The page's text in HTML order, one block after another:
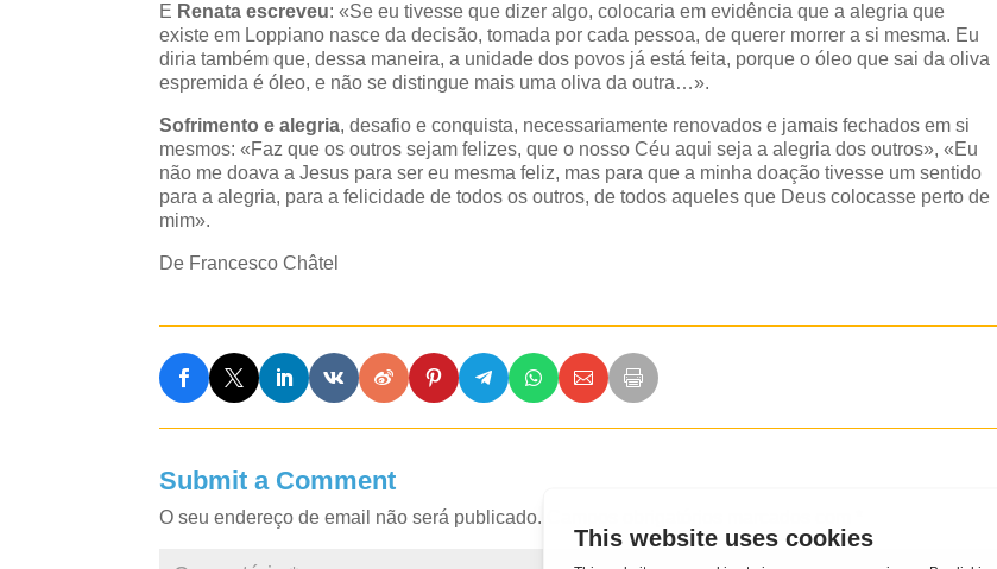
E Renata escreveu: «Se eu tivesse que dizer algo, colocaria em evidência que a alegria que
existe em Loppiano nasce da decisão, tomada por cada pessoa, de querer morrer a si mesma. Eu
diria também que, dessa maneira, a unidade dos povos já está feita, porque o óleo que sai da oliva
espremida é óleo, e não se distingue mais uma oliva da outra…».
Sofrimento e alegria, desafio e conquista, necessariamente renovados e jamais fechados em si
mesmos: «Faz que os outros sejam felizes, que o nosso Céu aqui seja a alegria dos outros», «Eu
não me doava a Jesus para ser eu mesma feliz, mas para que a minha doação tivesse um sentido
para a alegria, para a felicidade de todos os outros, de todos aqueles que Deus colocasse perto de
mim».
De Francesco Châtel
Submit a Comment
O seu endereço de email não será publicado.